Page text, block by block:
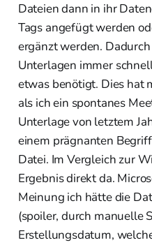
Dateien dann in ihr
Tags angefügt werden
ergänzt werden.
Unterlagen immer
etwas benötigt. Dies hat
als ich ein spontanes
Unterlage von letztem
einem prägnanten
Datei. Im Vergleich zur
Ergebnis direkt da.
Meinung ich hätte die
(spoiler, durch manuelle
Erstellungsdatum,